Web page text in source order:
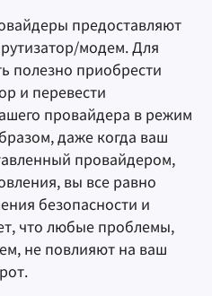
предоставляют
модем. Для
полезно приобрести
и перевести
провайдера в режим
даже когда ваш
провайдером,
вы все равно
безопасности и
что любые проблемы,
не повлияют на ваш